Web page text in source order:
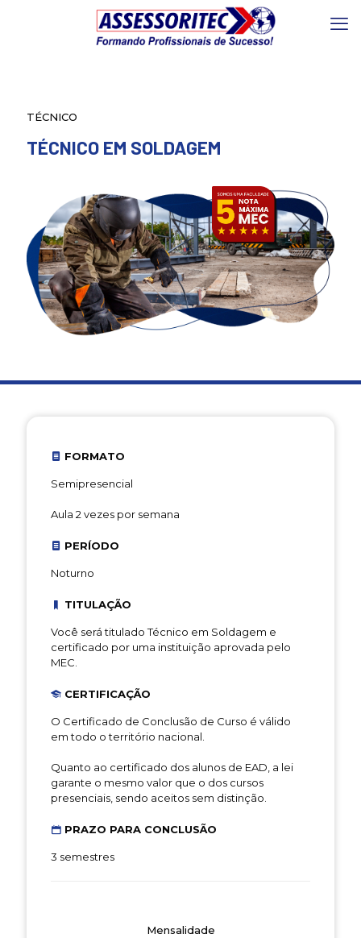
TÉCNICO
TÉCNICO EM SOLDAGEM
FORMATO
Semipresencial
Aula 2 vezes por semana
PERÍODO
Noturno
TITULAÇÃO
Você será titulado Técnico em Soldagem e
certificado por uma instituição aprovada pelo
MEC.
CERTIFICAÇÃO
O Certificado de Conclusão de Curso é válido
em todo o território nacional.
Quanto ao certificado dos alunos de EAD, a lei
garante o mesmo valor que o dos cursos
presenciais, sendo aceitos sem distinção.
PRAZO PARA CONCLUSÃO
3 semestres
Mensalidade